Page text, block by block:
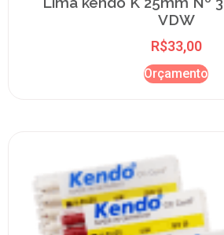
VDW
R$33,00
Orçamento